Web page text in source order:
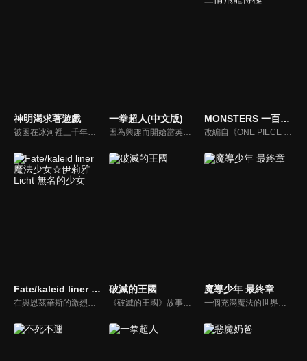
神明渴求著遊戲
被困在冰河裡三千年的少女蕾茜甦醒了。 原本是神明的她從一開始就宣稱：「給我帶來這個時代最會玩遊戲的人」。 被提名的人是一位在《眾神的遊戲》中保持不敗並贏得三場比賽的少年斐伊。 他來到她所監視的秘院遺跡分院。 在那裡，他被蕾茜挑戰「自我介紹神經衰弱」…！ ？
一拳超人(中文版)
因為興趣而開始當英雄的男人——埼玉。在經過三年特訓之後，他得到了無敵的力量。然而，他實在是強過了頭，所以無論多厲害的對手，都被他一拳解決。「絕對強勢的力量，實在是很無聊。」在這種普通熱血的最強英雄面前，今天也出現新的敵蹤。今天可以讓他拿出認真的態度嗎！？
MONSTERS 一百三情飛龍侍極
改編自《ONE PIECE 航海王》作者尾田榮一郎在1998年發行的《尾田榮一郎短篇集WANTED!》裡的《MONSTERS》的故事，將製作成一集的電視動畫。已經餓了五天的龍馬，向位於餐廳的芙蕾雅和西拉諾討飯吃，餐廳老闆和他說了七年前的「大襲擊」事情。在帝亞魯敲到龍馬的劍鞘，龍馬想和他理論，卻被他誣賴，後來帝亞魯折斷龍角笛呼喚飛龍，引發村莊的騷動，同時西拉諾打算親自解決龍...
Fate/kaleid liner 魔法少女☆伊莉雅 Licht 無名的少女 破滅的王國
《破滅的王國》故事描述，原本仰賴魔女力量而發展文明的人類，在超產業革命期間，開始否定魔女的存在，大國利迪亞更是開始獵殺魔女。少年阿德尼斯的養育之親兼最愛的魔女‧克蘿耶被皇帝殺死，自己也被囚禁，於是發誓要報復人類…在一次魔女大鬧監獄時，阿德尼斯被放出來了……。
魔導少年 最終章